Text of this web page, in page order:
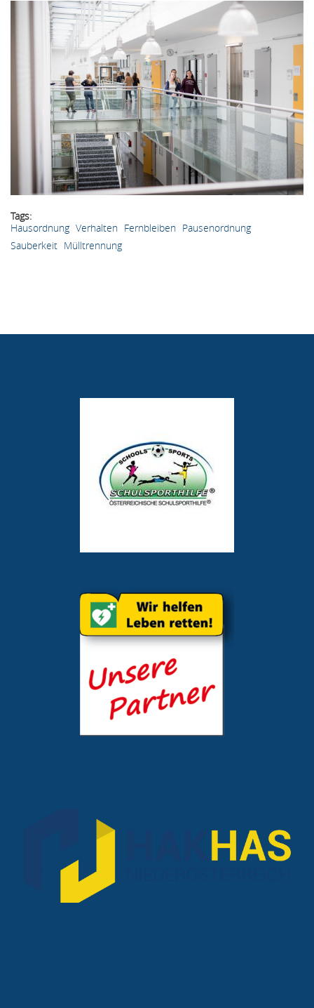
Bildergallerie
Tags
Hausordnung Verhalten Fernbleiben Pausenordnung
Sauberkeit Mülltrennung